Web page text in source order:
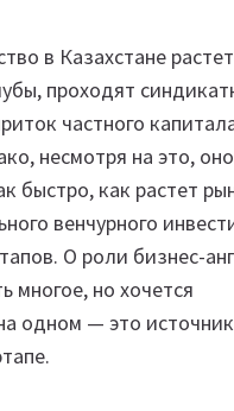
в Казахстане
проходят
частного
несмотря на это,
быстро, как растет
венчурного
О роли бизнес-
многое, но хочется
одном — это